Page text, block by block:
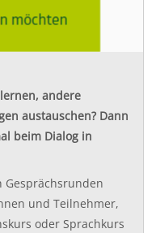
andere
austauschen? Dann
beim Dialog in
Gesprächsrunden
und Teilnehmer,
oder Sprachkurs